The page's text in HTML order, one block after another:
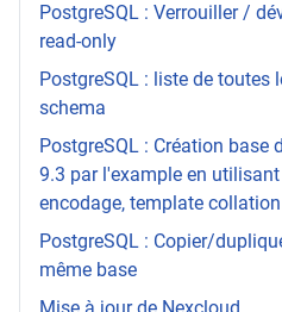
PostgreSQL : Verrouiller /
read-only
PostgreSQL : liste de toutes
schema
PostgreSQL : Création base
9.3 par l'example en
encodage, template collation
PostgreSQL : Copier/
même base